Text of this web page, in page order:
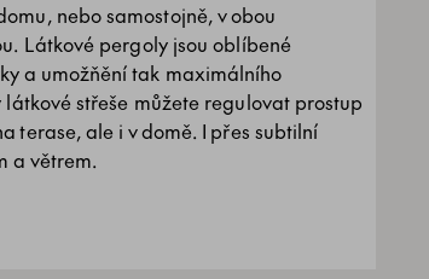
nebo samostojně, v obou
Látkové pergoly jsou oblíbené
a umožňění tak maximálního
střeše můžete regulovat prostup
terase, ale i v domě. I přes subtilní
a větrem.